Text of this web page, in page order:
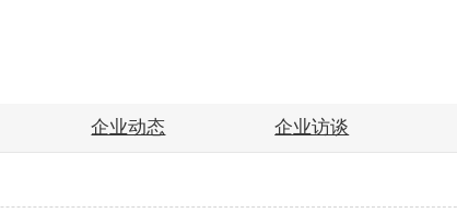
企业动态 企业访谈